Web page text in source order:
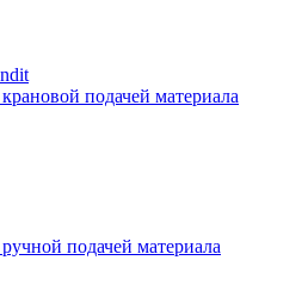
подачей материала
подачей материала